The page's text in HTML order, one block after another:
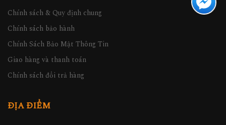
Chính sách & Quy định chung
Chính sách bảo hành
Chính Sách Bảo Mật Thông Tin
Giao hàng và thanh toán
Chính sách đổi trả hàng
ĐỊA ĐIỂM